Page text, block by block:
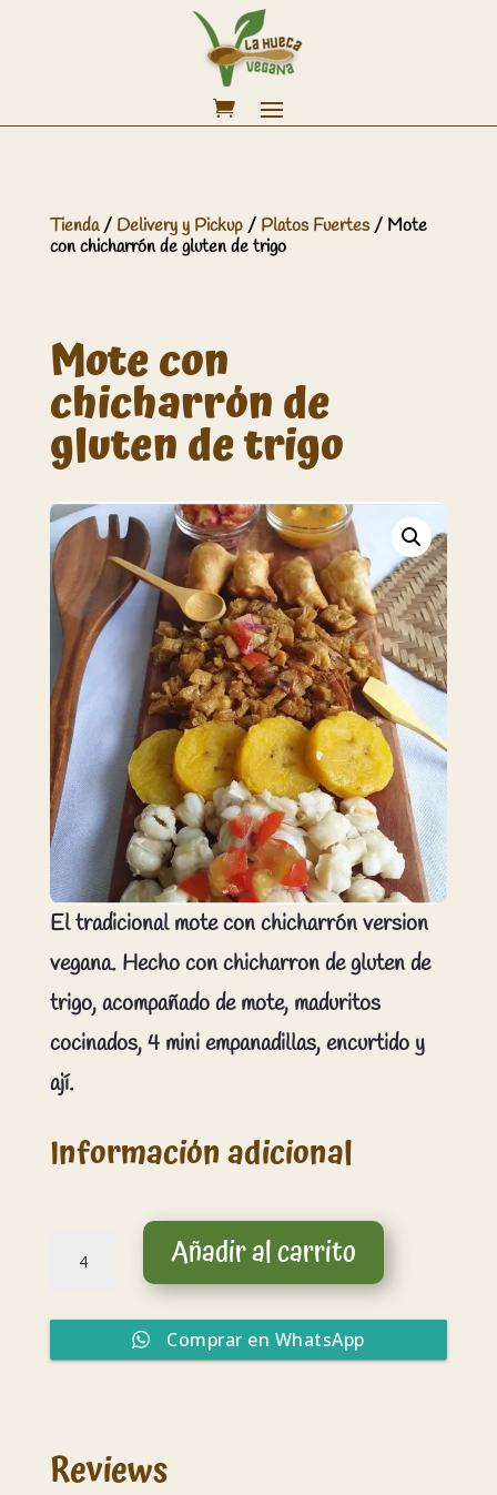
Tienda/ Delivery y Pickup/ Platos Fuertes/ Mote
con chicharrón de gluten de trigo
Mote con
chicharrón de
gluten de trigo
El tradicional mote con chicharrón version
vegana. Hecho con chicharron de gluten de
trigo, acompañado de mote, maduritos
cocinados, 4 mini empanadillas, encurtido y
ají.
Información adicional
gluten
de
Añadir al carrito
Comprar en WhatsApp
Reviews